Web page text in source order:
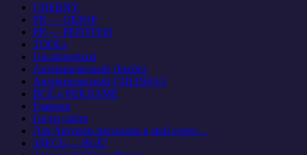
CHERNY
PR — ОБЗОР
PR — РЕНТГЕН
TOOLs
Uncategorized
Антикризисный Ликбез
Антикризисный СПЕЦНАЗ
ВСЁ о РЕКЛАМЕ
Главная
Гости сайта
Для Авторов рассылок в мой адрес…
ЗДЕСЬ — ВСЁ!